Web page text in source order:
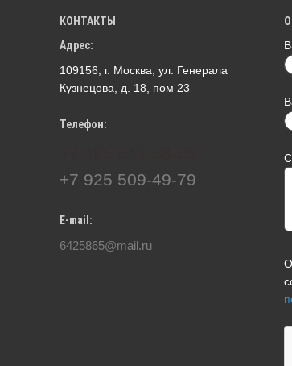
КОНТАКТЫ
Адрес:
109156, г. Москва, ул. Генерала
Кузнецова, д. 18, пом 23
Телефон:
+7 925 509-49-79
E-mail:
6425865@mail.ru